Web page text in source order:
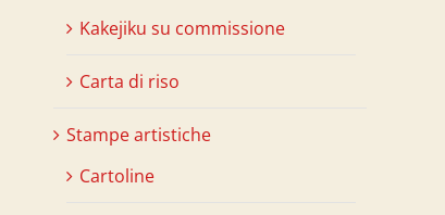
Kakejiku su commissione
Carta di riso
Stampe artistiche
Cartoline